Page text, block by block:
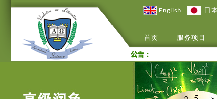
English 日
首页 服务项目